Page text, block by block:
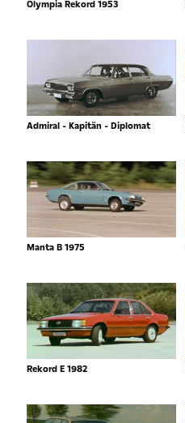
Olympia Rekord 1953
Admiral - Kapitän - Diplomat
Manta B 1975
Rekord E 1982